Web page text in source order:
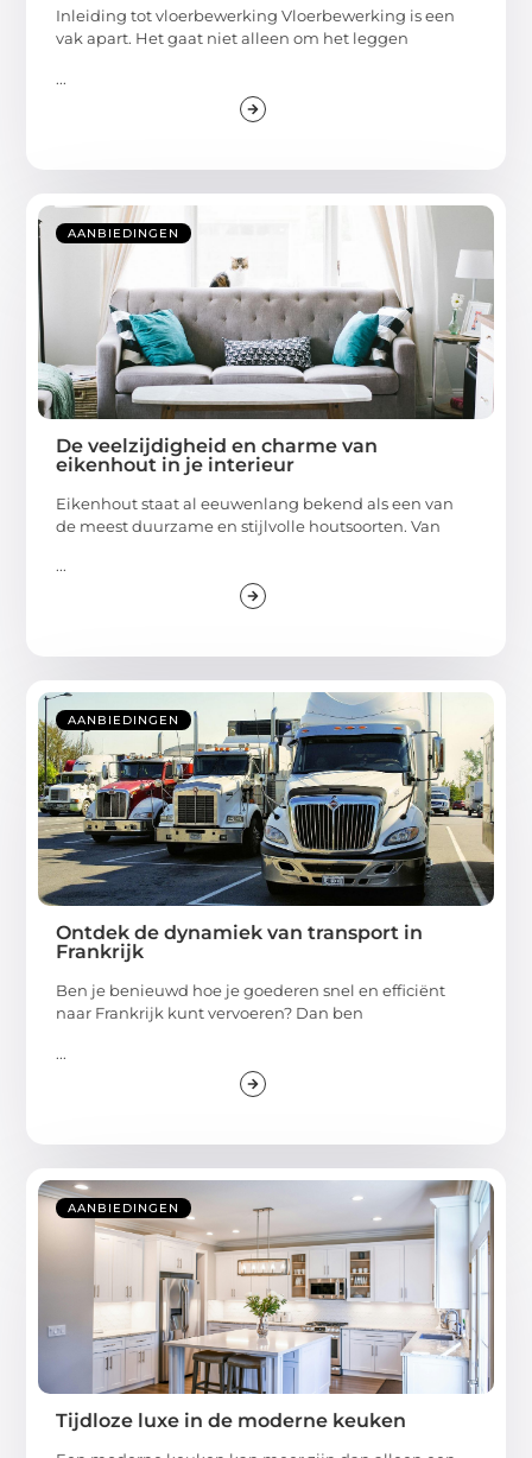
Inleiding tot vloerbewerking Vloerbewerking is een
vak apart. Het gaat niet alleen om het leggen
...
AANBIEDINGEN
De veelzijdigheid en charme van
eikenhout in je interieur
Eikenhout staat al eeuwenlang bekend als een van
de meest duurzame en stijlvolle houtsoorten. Van
...
AANBIEDINGEN
Ontdek de dynamiek van transport in
Frankrijk
Ben je benieuwd hoe je goederen snel en efficiënt
naar Frankrijk kunt vervoeren? Dan ben
...
AANBIEDINGEN
Tijdloze luxe in de moderne keuken